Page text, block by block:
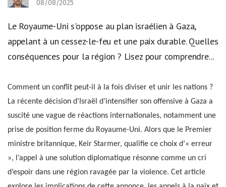
08/08/2025
Le Royaume-Uni s'oppose au plan israélien à Gaza,
appelant à un cessez-le-feu et une paix durable. Quelles
conséquences pour la région ? Lisez pour comprendre...
Comment un conflit peut-il à la fois diviser et unir les nations ?
La récente décision d’Israël d’intensifier son offensive à Gaza a
suscité une vague de réactions internationales, notamment une
prise de position ferme du Royaume-Uni. Alors que le Premier
ministre britannique, Keir Starmer, qualifie ce choix d’« erreur
», l’appel à une solution diplomatique résonne comme un cri
d’espoir dans une région ravagée par la violence. Cet article